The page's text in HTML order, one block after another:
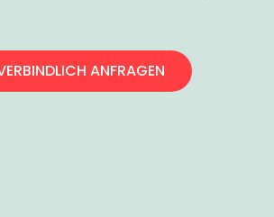
ANFRAGEN